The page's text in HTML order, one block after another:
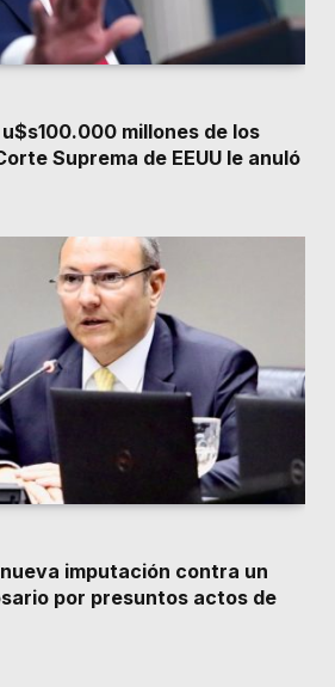
millones de los
Suprema de EEUU le anuló
imputación contra un
por presuntos actos de